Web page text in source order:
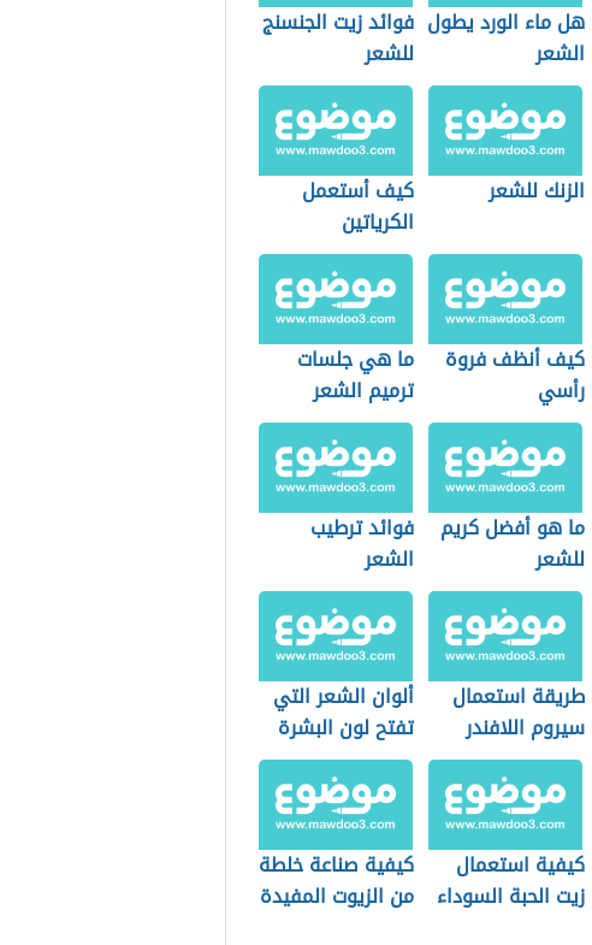
هل ماء الورد يطول
الشعر
فوائد زيت الجنسنج
للشعر
الزنك للشعر
كيف أستعمل
الكرياتين
كيف أنظف فروة
رأسي
ما هي جلسات
ترميم الشعر
ما هو أفضل كريم
للشعر
فوائد ترطيب
الشعر
طريقة استعمال
سيروم اللافندر
للشعر
ألوان الشعر التي
تفتح لون البشرة
كيفية استعمال
زيت الحبة السوداء
كيفية صناعة خلطة
من الزيوت المفيدة